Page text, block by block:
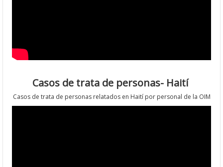
Casos de trata de personas- Haití
Casos de trata de personas relatados en Haití por personal de la OIM